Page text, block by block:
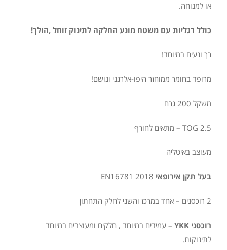
או למנוחה.
כולל רגליות עם משטח מונע החלקה לתינוק זוחל ,הולך!
רך ונעים במיוחד!
מרופד בחומר ממוחזר היפו-אלרגני ונושם!
משקל 200 גרם
TOG 2.5 – מתאים לחורף
מעוצב באיטליה
בעל תקן אירופאי
2 רוכסנים – אחד במרכז והשני לחלק התחתון
רוכסני YKK
– עמידים במיוחד , חלקים ומעוצבים במיוחד
לתינוקות.